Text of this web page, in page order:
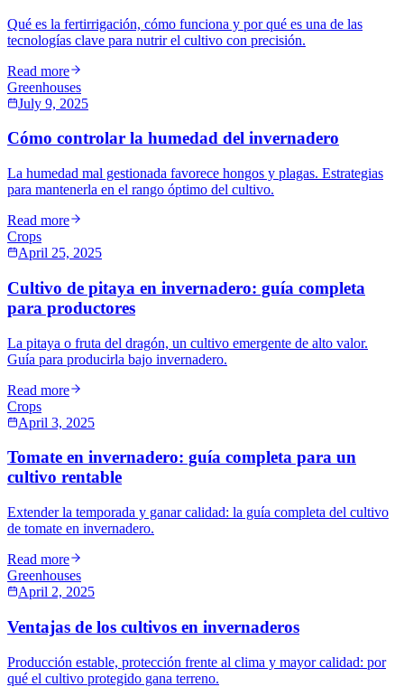
Qué es la fertirrigación, cómo funciona y por qué es una de las
tecnologías clave para nutrir el cultivo con precisión.
Read more
Greenhouses
July 9, 2025
Cómo controlar la humedad del invernadero
La humedad mal gestionada favorece hongos y plagas. Estrategias
para mantenerla en el rango óptimo del cultivo.
Read more
Crops
April 25, 2025
Cultivo de pitaya en invernadero: guía completa
para productores
La pitaya o fruta del dragón, un cultivo emergente de alto valor.
Guía para producirla bajo invernadero.
Read more
Crops
April 3, 2025
Tomate en invernadero: guía completa para un
cultivo rentable
Extender la temporada y ganar calidad: la guía completa del cultivo
de tomate en invernadero.
Read more
Greenhouses
April 2, 2025
Ventajas de los cultivos en invernaderos
Producción estable, protección frente al clima y mayor calidad: por
qué el cultivo protegido gana terreno.